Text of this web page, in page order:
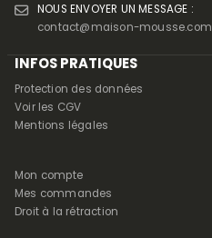
NOUS ENVOYER UN MESSAGE :
contact@maison-mousse.com
INFOS PRATIQUES
Protection des données
Voir les CGV
Mentions légales
Mon compte
Mes commandes
Droit à la rétraction